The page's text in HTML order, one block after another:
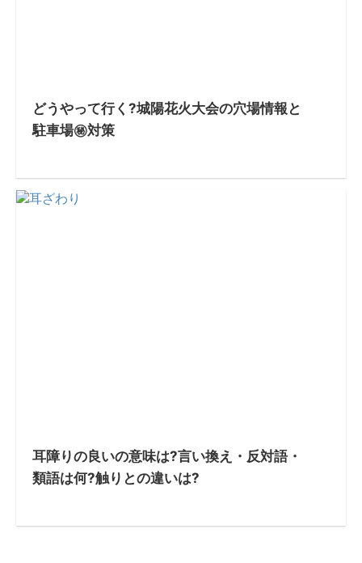
どうやって行く?城陽花火大会の穴場情報と
駐車場㊙対策
耳障りの良いの意味は?言い換え・反対語・
類語は何?触りとの違いは?